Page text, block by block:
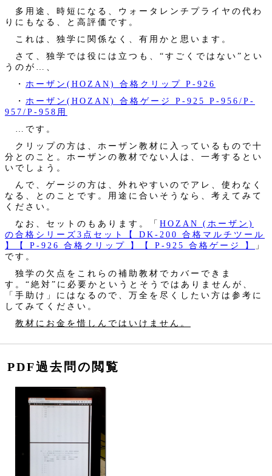
多用途、時短になる、ウォータレンチプライヤの代わ
りにもなる、と高評価です。
これは、独学に関係なく、有用かと思います。
さて、独学では役には立つも、“すごくではない”とい
うのが…、
・ ホーザン(HOZAN) 合格クリップ P-926
・ ホーザン(HOZAN) 合格ゲージ P-925 P-956/P-
957/P-958用
…です。
クリップの方は、ホーザン教材に入っているもので十
分とのこと。ホーザンの教材でない人は、一考するとい
いでしょう。
んで、ゲージの方は、外れやすいのでアレ、使わなく
なる、とのことです。用途に合いそうなら、考えてみて
ください。
なお、セットのもあります。「 HOZAN (ホーザン)
の合格シリーズ3点セット【 DK-200 合格マルチツール
】【 P-926 合格クリップ 】【 P-925 合格ゲージ 】
」
です。
独学の欠点をこれらの補助教材でカバーできま
す。“絶対”に必要かというとそうではありませんが、
「手助け」にはなるので、万全を尽くしたい方は参考に
してみてください。
教材にお金を惜しんではいけません。
PDF過去問の閲覧